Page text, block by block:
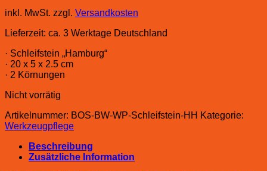
inkl. MwSt. zzgl. Versandkosten
Lieferzeit: ca. 3 Werktage Deutschland
· Schleifstein „Hamburg“
· 20 x 5 x 2.5 cm
· 2 Körnungen
Nicht vorrätig
Artikelnummer: BOS-BW-WP-Schleifstein-HH Kategorie:
Werkzeugpflege
Beschreibung
Zusätzliche Information